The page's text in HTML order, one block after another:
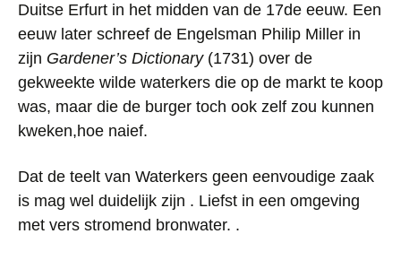
Duitse Erfurt in het midden van de 17de eeuw. Een
eeuw later schreef de Engelsman Philip Miller in
zijn Gardener’s Dictionary(1731) over de
gekweekte wilde waterkers die op de markt te koop
was, maar die de burger toch ook zelf zou kunnen
kweken,hoe naief.
Dat de teelt van Waterkers geen eenvoudige zaak
is mag wel duidelijk zijn . Liefst in een omgeving
met vers stromend bronwater. .